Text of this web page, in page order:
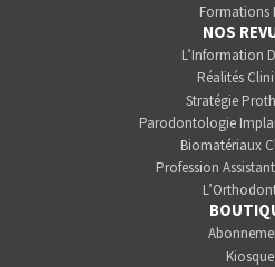
Formations
NOS
L’Information
Réalités
Stratégie
Parodontologie
Biomatériaux
Profession
Kiosque